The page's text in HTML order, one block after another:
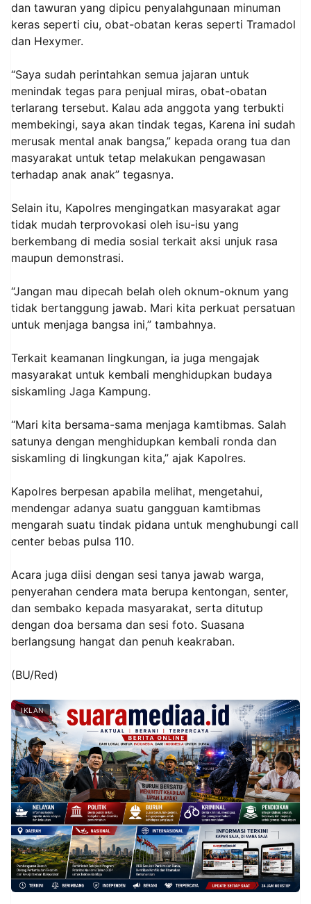
dan tawuran yang dipicu penyalahgunaan minuman
keras seperti ciu, obat-obatan keras seperti Tramadol
dan Hexymer.
“Saya sudah perintahkan semua jajaran untuk
menindak tegas para penjual miras, obat-obatan
terlarang tersebut. Kalau ada anggota yang terbukti
membekingi, saya akan tindak tegas, Karena ini sudah
merusak mental anak bangsa,” kepada orang tua dan
masyarakat untuk tetap melakukan pengawasan
terhadap anak anak” tegasnya.
Selain itu, Kapolres mengingatkan masyarakat agar
tidak mudah terprovokasi oleh isu-isu yang
berkembang di media sosial terkait aksi unjuk rasa
maupun demonstrasi.
“Jangan mau dipecah belah oleh oknum-oknum yang
tidak bertanggung jawab. Mari kita perkuat persatuan
untuk menjaga bangsa ini,” tambahnya.
Terkait keamanan lingkungan, ia juga mengajak
masyarakat untuk kembali menghidupkan budaya
siskamling Jaga Kampung.
“Mari kita bersama-sama menjaga kamtibmas. Salah
satunya dengan menghidupkan kembali ronda dan
siskamling di lingkungan kita,” ajak Kapolres.
Kapolres berpesan apabila melihat, mengetahui,
mendengar adanya suatu gangguan kamtibmas
mengarah suatu tindak pidana untuk menghubungi call
center bebas pulsa 110.
Acara juga diisi dengan sesi tanya jawab warga,
penyerahan cendera mata berupa kentongan, senter,
dan sembako kepada masyarakat, serta ditutup
dengan doa bersama dan sesi foto. Suasana
berlangsung hangat dan penuh keakraban.
(BU/Red)
IKLAN